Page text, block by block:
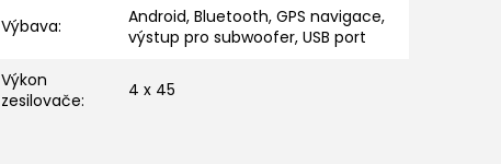
Výbava:
Android, Bluetooth, GPS navigace,
výstup pro subwoofer, USB port
Výkon
zesilovače: 4 x 45